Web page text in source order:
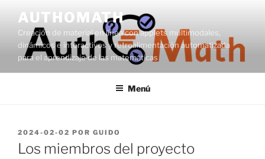
contenido
AUTHOMATH
Creación de material en línea con applets multimodales,
dinámicos e interactivos y retroalimentación automatizada
para el aprendizaje de las matemáticas
Menú
PUBLICADO
EL
2024-02-02 POR GUIDO
Los miembros del proyecto